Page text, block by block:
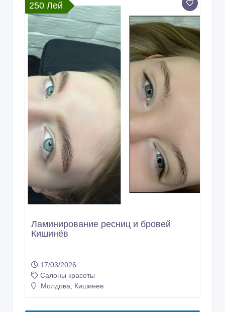
250 Лей
Ламинирование ресниц и бровей
Кишинёв
17/03/2026
Салоны красоты
Молдова, Кишинев